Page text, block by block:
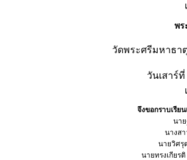
พร
วัดพระศรีมหาธา
วันเสาร์
จึงขอกราบเรีย
นา
นางส
นายวิศรุ
นายทรงเกีย